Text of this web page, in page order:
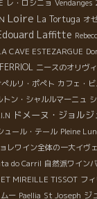
レ・ロシニョ Vendanges
Loire La Tortuga オ
Laffitte
CAVE ESTEZARGUE
ニースのオリヴ
ぺルリ・ポぺト カフェ・
トン・シャルルマーニュ
ドメーヌ・ジョル
ュール・テール Pleine
レワイン全体の一大イヴ
do Carril 自然派ワイン
MIREILLE TISSOT フ
ー Paellia St Joseph ジ